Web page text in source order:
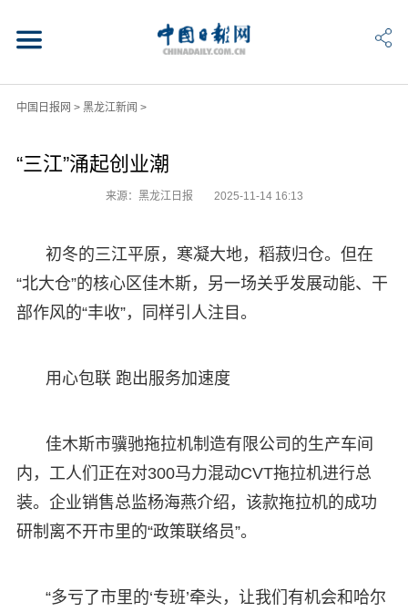
中国日报网 > 黑龙江新闻 >
“三江”涌起创业潮
来源：黑龙江日报 2025-11-14 16:13
初冬的三江平原，寒凝大地，稻菽归仓。但在
“北大仓”的核心区佳木斯，另一场关乎发展动能、干
部作风的“丰收”，同样引人注目。
用心包联 跑出服务加速度
佳木斯市骥驰拖拉机制造有限公司的生产车间
内，工人们正在对300马力混动CVT拖拉机进行总
装。企业销售总监杨海燕介绍，该款拖拉机的成功
研制离不开市里的“政策联络员”。
“多亏了市里的‘专班’牵头，让我们有机会和哈尔